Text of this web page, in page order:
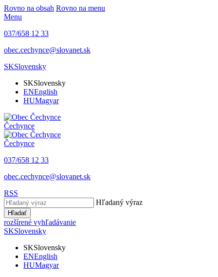
Rovno na obsah Rovno na menu
Menu
037/658 12 33
obec.cechynce@slovanet.sk
SKSlovensky
SKSlovensky
ENEnglish
HUMagyar
Čechynce
Čechynce
037/658 12 33
obec.cechynce@slovanet.sk
RSS
Hľadaný výraz
Hľadať
rozšírené vyhľadávanie
SKSlovensky
SKSlovensky
ENEnglish
HUMagyar